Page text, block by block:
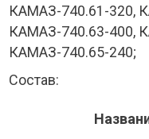
КАМАЗ-740.61-320,
КАМАЗ-740.63-400,
КАМАЗ-740.65-240;
Состав: